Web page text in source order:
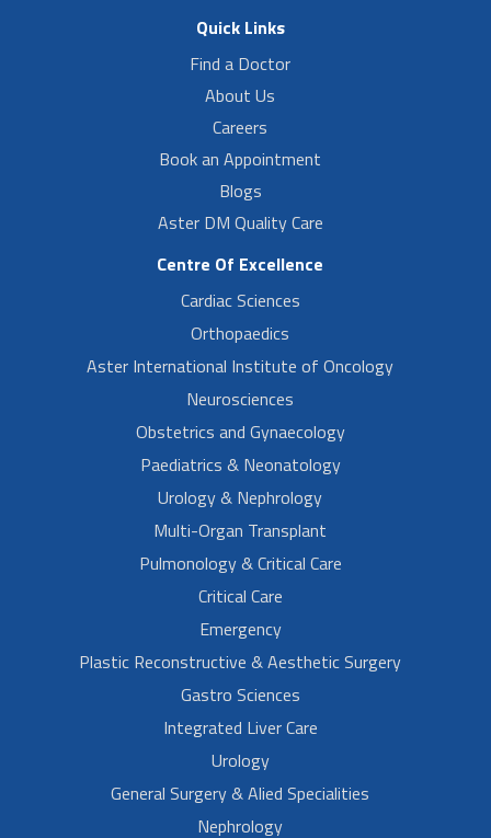
Quick Links
Find a Doctor
About Us
Careers
Book an Appointment
Blogs
Aster DM Quality Care
Centre Of Excellence
Cardiac Sciences
Orthopaedics
Aster International Institute of Oncology
Neurosciences
Obstetrics and Gynaecology
Paediatrics & Neonatology
Urology & Nephrology
Multi-Organ Transplant
Pulmonology & Critical Care
Critical Care
Emergency
Plastic Reconstructive & Aesthetic Surgery
Gastro Sciences
Integrated Liver Care
Urology
General Surgery & Alied Specialities
Nephrology